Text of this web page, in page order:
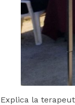
Explica la